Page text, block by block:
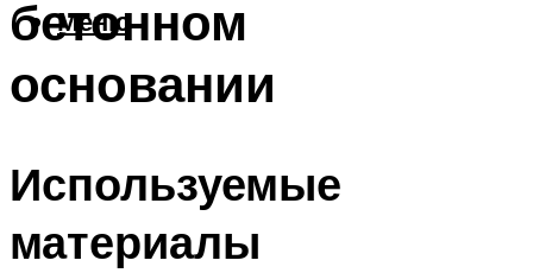
Меню
бетонном
основании
Используемые
материалы